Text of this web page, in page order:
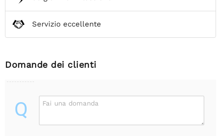
Servizio eccellente
Domande dei clienti
Q Fai una domanda